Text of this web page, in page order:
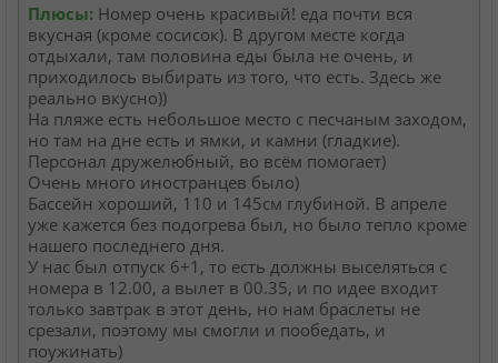
Плюсы: Номер очень красивый! еда почти вся
вкусная (кроме сосисок). В другом месте когда
отдыхали, там половина еды была не очень, и
приходилось выбирать из того, что есть. Здесь же
реально вкусно))
На пляже есть небольшое место с песчаным заходом,
но там на дне есть и ямки, и камни (гладкие).
Персонал дружелюбный, во всём помогает)
Очень много иностранцев было)
Бассейн хороший, 110 и 145см глубиной. В апреле
уже кажется без подогрева был, но было тепло кроме
нашего последнего дня.
У нас был отпуск 6+1, то есть должны выселяться с
номера в 12.00, а вылет в 00.35, и по идее входит
только завтрак в этот день, но нам браслеты не
срезали, поэтому мы смогли и пообедать, и
поужинать)